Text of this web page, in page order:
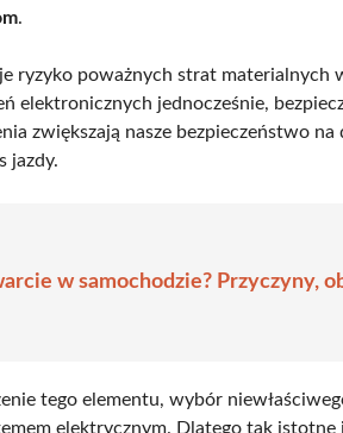
.
ryzyko poważnych strat materialnych
elektronicznych jednocześnie,
zwiększają nasze bezpieczeństwo na
jazdy.
w samochodzie? Przyczyny,
tego elementu, wybór
elektrycznym. Dlatego tak istotne